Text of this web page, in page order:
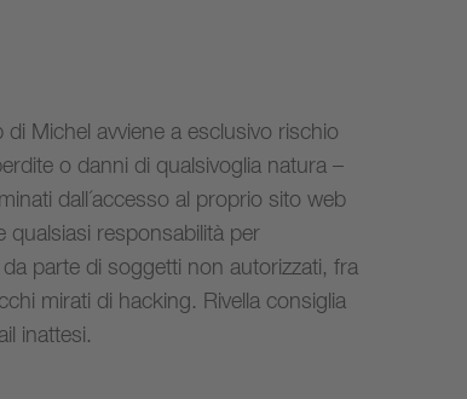
di Michel avviene a esclusivo rischio
o danni di qualsivoglia natura –
dall´accesso al proprio sito web
qualsiasi responsabilità per
parte di soggetti non autorizzati, fra
mirati di hacking. Rivella consiglia
inattesi.